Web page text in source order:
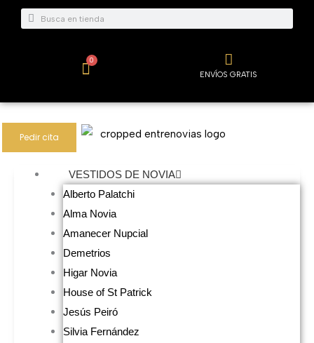
Buscar
Buscar
0
Carrito ENVÍOS GRATIS
VESTIDOS DE NOVIA
Alberto Palatchi
Alma Novia
Amanecer Nupcial
Demetrios
Higar Novia
House of St Patrick
Jesús Peiró
Silvia Fernández
Pedir cita